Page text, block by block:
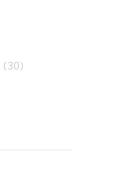
(30)